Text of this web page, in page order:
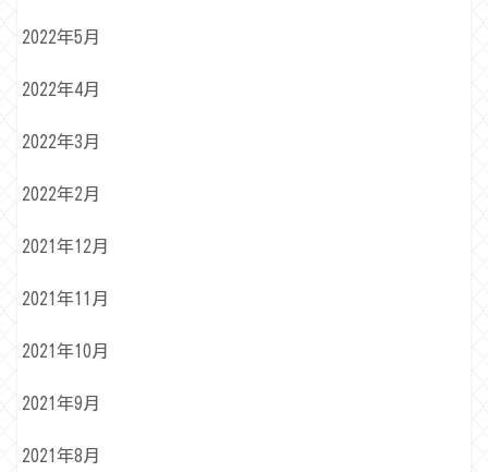
2022年5月
2022年4月
2022年3月
2022年2月
2021年12月
2021年11月
2021年10月
2021年9月
2021年8月